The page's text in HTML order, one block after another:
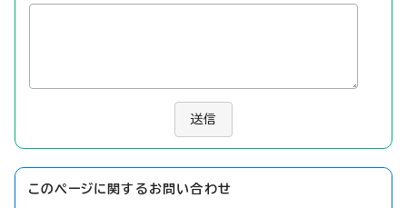
送信
このページに関する お問い合わせ